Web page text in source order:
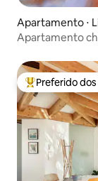
Apartamento ⋅
Apartamento
Entre os
Preferido